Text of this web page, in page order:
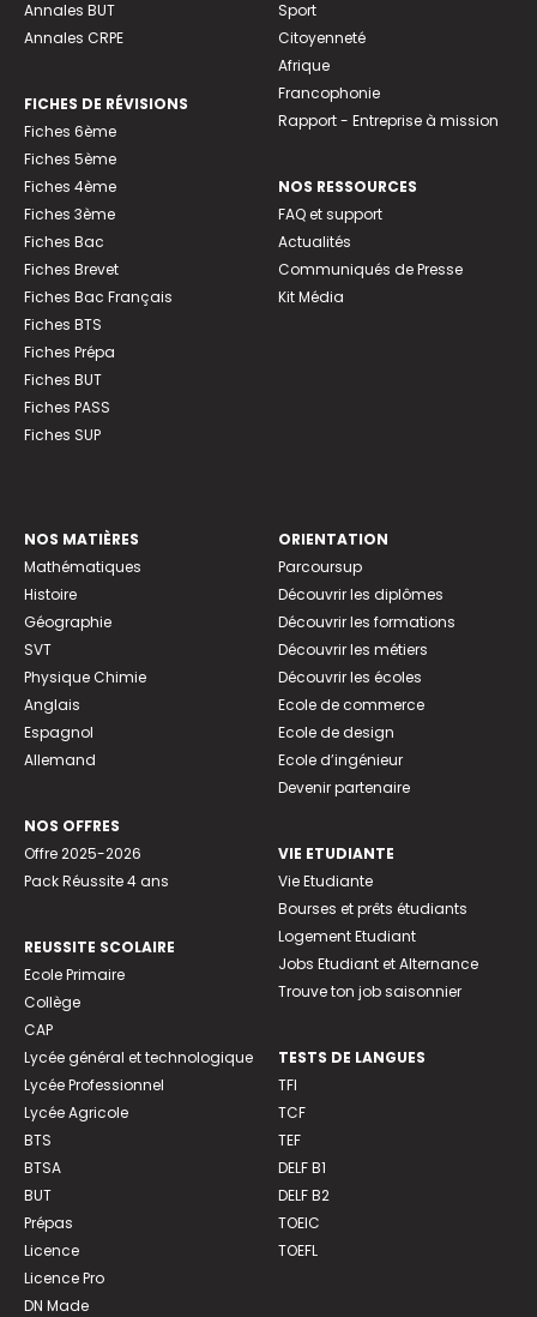
Annales BUT
Annales CRPE
FICHES DE RÉVISIONS
Fiches 6ème
Fiches 5ème
Fiches 4ème
Fiches 3ème
Fiches Bac
Fiches Brevet
Fiches Bac Français
Fiches BTS
Fiches Prépa
Fiches BUT
Fiches PASS
Fiches SUP
Sport
Citoyenneté
Afrique
Francophonie
Rapport - Entreprise à mission
NOS RESSOURCES
FAQ et support
Actualités
Communiqués de Presse
Kit Média
NOS MATIÈRES
Mathématiques
Histoire
Géographie
SVT
Physique Chimie
Anglais
Espagnol
Allemand
NOS OFFRES
Offre 2025-2026
Pack Réussite 4 ans
REUSSITE SCOLAIRE
Ecole Primaire
Collège
CAP
Lycée général et technologique
Lycée Professionnel
Lycée Agricole
BTS
BTSA
BUT
Prépas
Licence
Licence Pro
DN Made
ORIENTATION
Parcoursup
Découvrir les diplômes
Découvrir les formations
Découvrir les métiers
Découvrir les écoles
Ecole de commerce
Ecole de design
Ecole d’ingénieur
Devenir partenaire
VIE ETUDIANTE
Vie Etudiante
Bourses et prêts étudiants
Logement Etudiant
Jobs Etudiant et Alternance
Trouve ton job saisonnier
TESTS DE LANGUES
TFI
TCF
TEF
DELF B1
DELF B2
TOEIC
TOEFL